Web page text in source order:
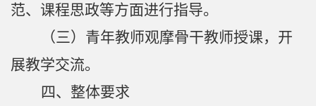
范、课程思政等方面进行指导。
（三）青年教师观摩骨干教师授课，开
展教学交流。
四、整体要求